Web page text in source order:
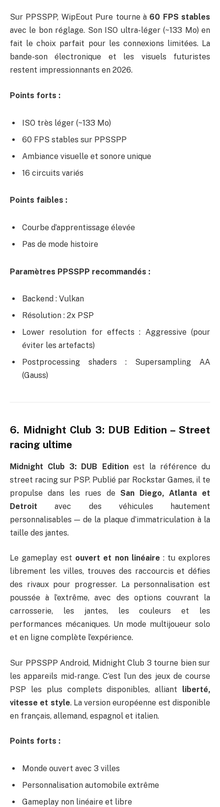
Sur PPSSPP, WipEout Pure tourne à 60 FPS stables
avec le bon réglage. Son ISO ultra-léger (~133 Mo) en
fait le choix parfait pour les connexions limitées. La
bande-son électronique et les visuels futuristes
restent impressionnants en 2026.
Points forts :
ISO très léger (~133 Mo)
60 FPS stables sur PPSSPP
Ambiance visuelle et sonore unique
16 circuits variés
Points faibles :
Courbe d’apprentissage élevée
Pas de mode histoire
Paramètres PPSSPP recommandés :
Backend : Vulkan
Résolution : 2x PSP
Lower resolution for effects : Aggressive (pour
éviter les artefacts)
Postprocessing shaders : Supersampling AA
(Gauss)
6. Midnight Club 3: DUB Edition – Street
racing ultime
Midnight Club 3: DUB Editionest la référence du
street racing sur PSP. Publié par Rockstar Games, il te
propulse dans les rues de San Diego, Atlanta et
Detroit avec des véhicules hautement
personnalisables — de la plaque d’immatriculation à la
taille des jantes.
Le gameplay est ouvert et non linéaire : tu explores
librement les villes, trouves des raccourcis et défies
des rivaux pour progresser. La personnalisation est
poussée à l’extrême, avec des options couvrant la
carrosserie, les jantes, les couleurs et les
performances mécaniques. Un mode multijoueur solo
et en ligne complète l’expérience.
Sur PPSSPP Android, Midnight Club 3 tourne bien sur
les appareils mid-range. C’est l’un des jeux de course
PSP les plus complets disponibles, alliant liberté,
vitesse et style. La version européenne est disponible
en français, allemand, espagnol et italien.
Points forts :
Monde ouvert avec 3 villes
Personnalisation automobile extrême
Gameplay non linéaire et libre